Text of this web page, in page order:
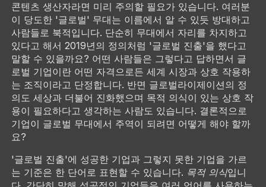
콘텐츠 생산자라면 미리 주의할 필요가 있습니다. 여러분
이 당도한 '글로벌' 무대는 이름에서 알 수 있듯 방대하고
사람들로 북적입니다. 단순히 무대에서 자리를 차지하고
있다고 해서 2019년의 정의처럼 '글로벌 진출'을 했다고
말할 수 있을까요? 어떤 사람들은 그렇다고 답하면서 글
로벌 기업이란 어떤 자격으로든 세계 시장과 상호 작용하
는 조직이라고 단정합니다. 반면 글로벌라이제이션의 정
의도 세상과 더불어 진화했으며 목적 의식이 있는 상호 작
용이 필요하다고 생각하는 사람도 있습니다. 결론적으로
기업이 글로벌 무대에서 주역이 되려면 어떻게 해야 할까
요?
'글로벌 진출'에 성공한 기업과 그렇지 못한 기업을 가르
는 기준은 한 단어로 표현할 수 있습니다. 목적 의식입니